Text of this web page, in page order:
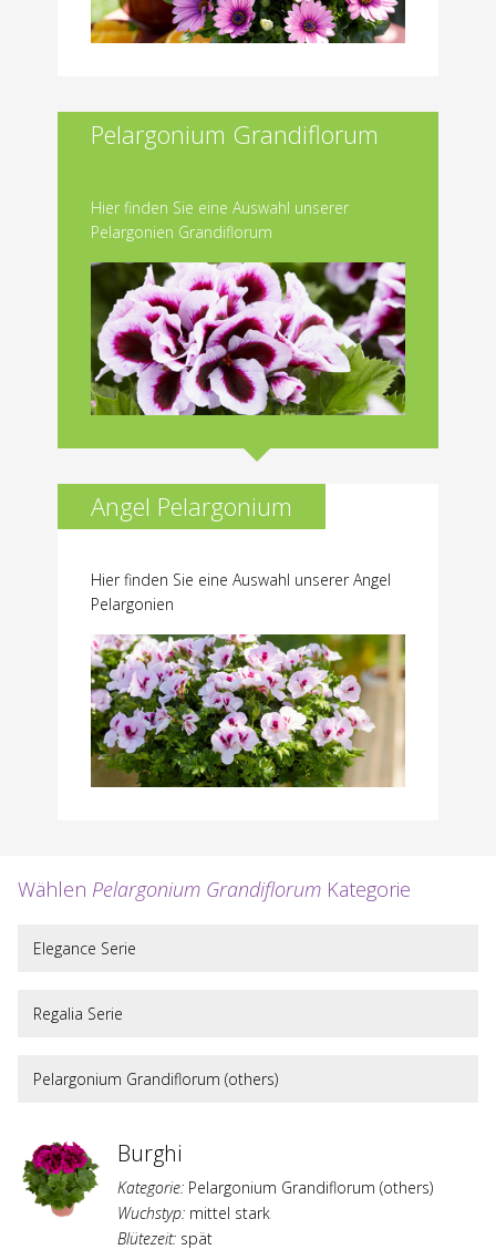
Pelargonium Grandiflorum
Hier finden Sie eine Auswahl unserer
Pelargonien Grandiflorum
Angel Pelargonium
Hier finden Sie eine Auswahl unserer Angel
Pelargonien
Wählen Pelargonium Grandiflorum Kategorie
Elegance Serie
Regalia Serie
Pelargonium Grandiflorum (others)
Burghi
Kategorie: Pelargonium Grandiflorum (others)
Wuchstyp: mittel stark
Blütezeit: spät